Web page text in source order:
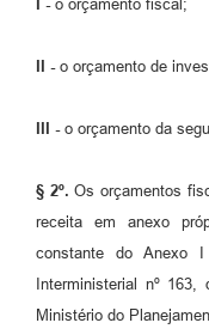
I -o orçamento fiscal;
II -o orçamento de
III - o orçamento da
§ 2º. Os orçamentos
receita em anexo
constante do Anexo
Interministerial nº
Ministério do